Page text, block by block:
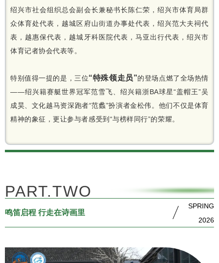
绍兴市社会组织总会副会长兼秘书长陈仁荣，绍兴市体育局群
众体育处代表，越城区府山街道办事处代表，绍兴范大夫祠代
表，越惠保代表，越城牙科医院代表，马亚出行代表，绍兴市
体育记者协会代表等。
特别值得一提的是，三位“特殊领走员”的登场点燃了全场热情
——绍兴籍赛艇世界冠军范雪飞、绍兴籍浙BA球星“盖帽王”吴
成昊、文化越马资深跑者“范蠡”扮演者金松伟。他们不仅是体育
精神的象征，更让参与者感受到“与榜样同行”的荣耀。
PART.TWO
鸣笛启程 行走在诗画里
SPRING
2026